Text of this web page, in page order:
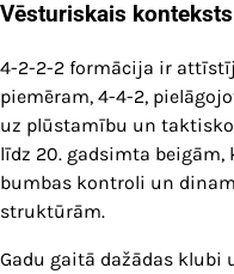
Vēsturiskais
4-2-2-2 formācija ir
piemēram, 4-4-2,
uz plūstamību un
līdz 20. gadsimta
bumbas kontroli un
struktūrām.
Gadu gaitā dažādas